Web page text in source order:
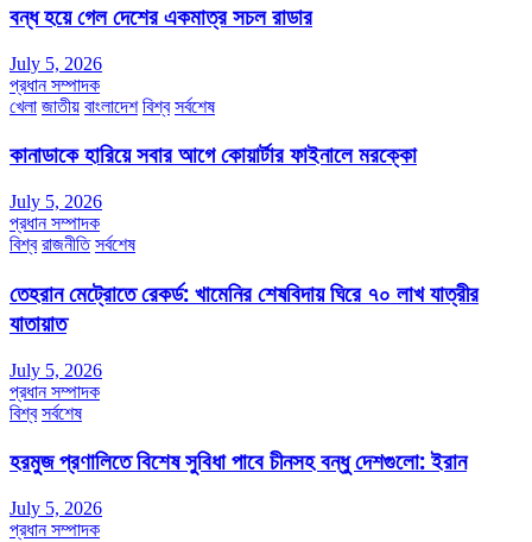
বন্ধ হয়ে গেল দেশের একমাত্র সচল রাডার
July 5, 2026
প্রধান সম্পাদক
খেলা জাতীয় বাংলাদেশ বিশ্ব সর্বশেষ
কানাডাকে হারিয়ে সবার আগে কোয়ার্টার ফাইনালে মরক্কো
July 5, 2026
প্রধান সম্পাদক
বিশ্ব রাজনীতি সর্বশেষ
তেহরান মেট্রোতে রেকর্ড: খামেনির শেষবিদায় ঘিরে ৭০ লাখ যাত্রীর
যাতায়াত
July 5, 2026
প্রধান সম্পাদক
বিশ্ব সর্বশেষ
হরমুজ প্রণালিতে বিশেষ সুবিধা পাবে চীনসহ বন্ধু দেশগুলো: ইরান
July 5, 2026
প্রধান সম্পাদক